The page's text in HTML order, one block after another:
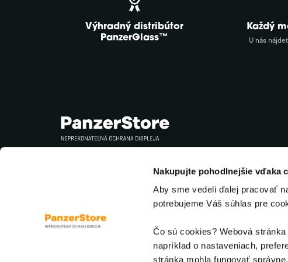
Nakupujte pohodlnejšie vďaka
Aby sme vedeli ďalej pracovať
potrebujeme Váš súhlas pre
Čo sú cookies? Webová
napríklad o nastaveniach,
stránka mohla fungovať
Výhradný distribútor
PanzerGlass™
Každý
U nás